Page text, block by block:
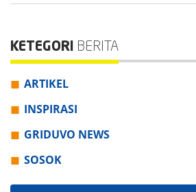
KETEGORI BERITA
ARTIKEL
INSPIRASI
GRIDUVO NEWS
SOSOK